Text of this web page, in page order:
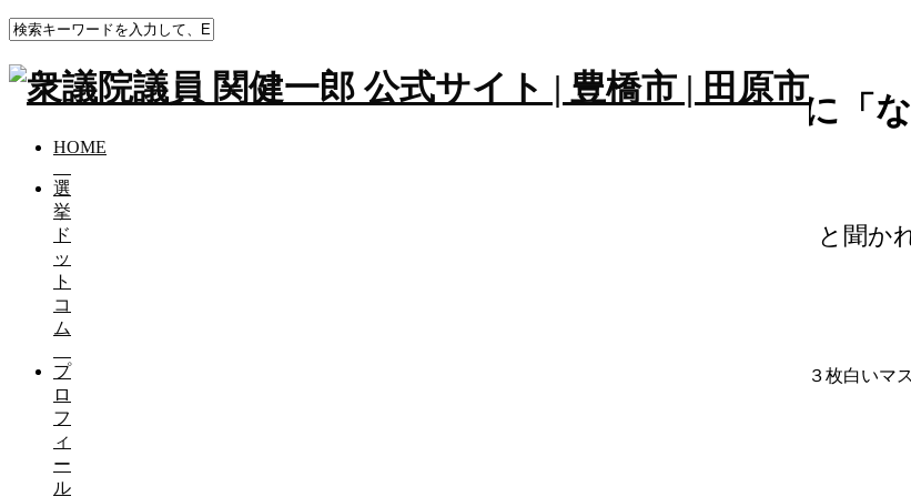
HOME
選
挙
ド
ッ
ト
コ
ム
プ
ロ
フ
ィ
ー
ル
HOME
大学の先輩で、当選同期の自民党の衆議院議員に「
た。
大学の先輩で、当選同期の自民党の衆議院議員に「なぜマスク黒いの❓」と聞か
2020-04-10
大学の先輩で、当選同期の自民党の衆議院議員に「なぜマスク黒いの❓」と聞かれました。
実は、白いマスクが入手できず、黒いマスクしかなくて困ってることを明かしたら、事務所にそっと３枚白いマ
高村正大先輩、ありがとうございます😊